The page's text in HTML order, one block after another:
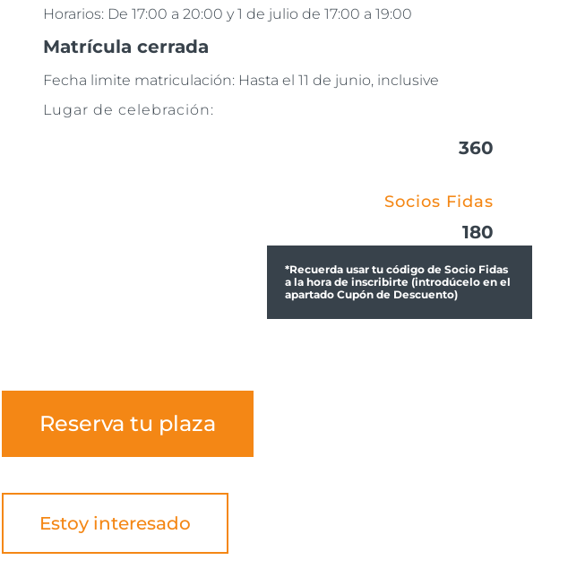
Horarios: De 17:00 a 20:00 y 1 de julio de 17:00 a 19:00
Matrícula cerrada
Fecha limite matriculación: Hasta el 11 de junio, inclusive
Lugar de celebración:
360
Socios Fidas
180
*Recuerda usar tu código de Socio Fidas
a la hora de inscribirte (introdúcelo en el
apartado Cupón de Descuento)
Reserva tu plaza
Estoy interesado